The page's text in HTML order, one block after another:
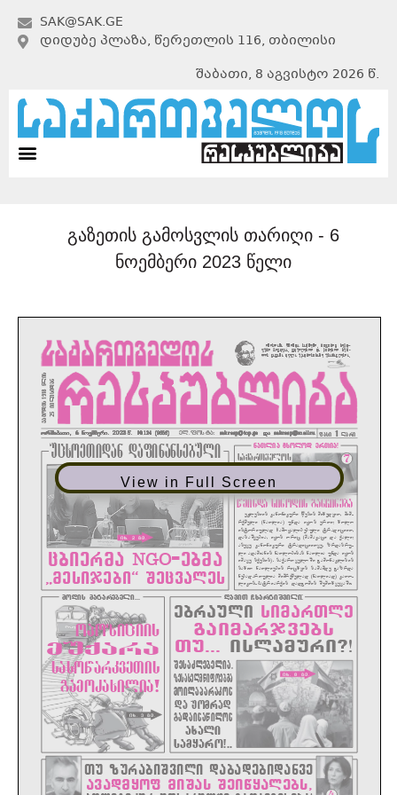
SAK@SAK.GE
ᲓᲘᲓᲣᲑᲔ ᲞᲚᲐᲖᲐ, ᲬᲔᲠᲔᲗᲚᲘᲡ 116, ᲗᲑᲘᲚᲘᲡᲘ
შაბათი, 8 აგვისტო 2026 წ.
გაზეთის გამოსვლის თარიღი - 6
ნოემბერი 2023 წელი
View in Full Screen